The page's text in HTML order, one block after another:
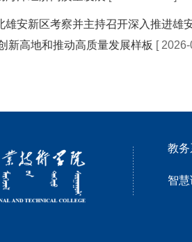
雄安新区考察并主持召开深入推进雄
新高地和推动高质量发展样板 [
教
智